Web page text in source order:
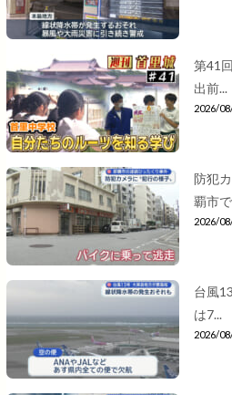
第41
出前...
2026/
防犯
覇市
2026/
台風
は7...
2026/